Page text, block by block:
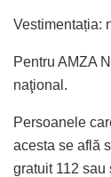
Vestimentația:
Pentru AMZA
naţional.
Persoanele
acesta se află
gratuit 112